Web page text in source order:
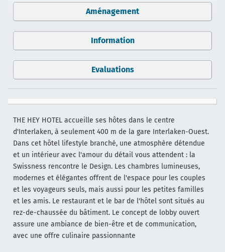
Aménagement
Information
Evaluations
THE HEY HOTEL accueille ses hôtes dans le centre
d'Interlaken, à seulement 400 m de la gare Interlaken-Ouest.
Dans cet hôtel lifestyle branché, une atmosphère détendue
et un intérieur avec l'amour du détail vous attendent : la
Swissness rencontre le Design. Les chambres lumineuses,
modernes et élégantes offrent de l'espace pour les couples
et les voyageurs seuls, mais aussi pour les petites familles
et les amis. Le restaurant et le bar de l'hôtel sont situés au
rez-de-chaussée du bâtiment. Le concept de lobby ouvert
assure une ambiance de bien-être et de communication,
avec une offre culinaire passionnante